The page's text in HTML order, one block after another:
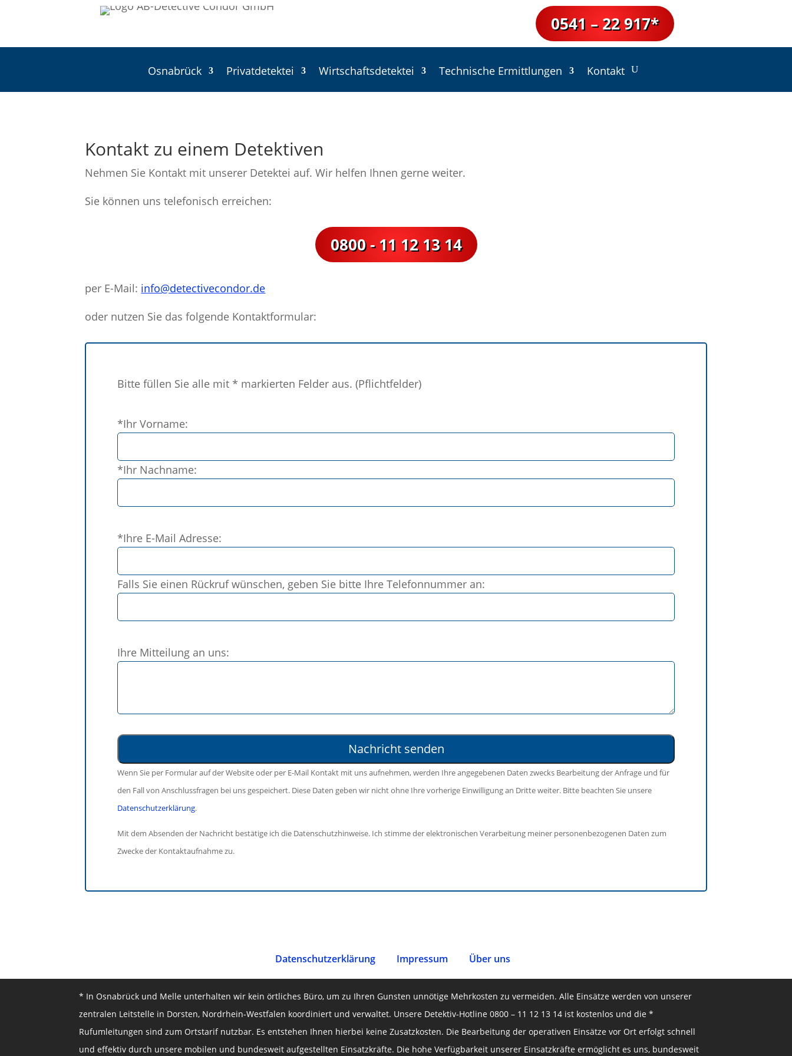
0541 – 22 917*
Osnabrück Privatdetektei Wirtschaftsdetektei Technische Ermittlungen Kontakt
Kontakt zu einem Detektiven
Nehmen Sie Kontakt mit unserer Detektei auf. Wir helfen Ihnen gerne weiter.
Sie können uns telefonisch erreichen:
0800 - 11 12 13 14
per E-Mail: info@detectivecondor.de
oder nutzen Sie das folgende Kontaktformular:
Bitte füllen Sie alle mit * markierten Felder aus. (Pflichtfelder)
lasse
Feld
leer.
*Ihr Vorname:
*Ihr Nachname:
lasse
Feld
leer.
*Ihre E-Mail Adresse:
Falls Sie einen Rückruf wünschen, geben Sie bitte Ihre Telefonnummer an:
lasse
leer.
Ihre Mitteilung an uns:
Wenn Sie per Formular auf der Website oder per E-Mail Kontakt mit uns aufnehmen, werden Ihre angegebenen Daten zwecks Bearbeitung der Anfrage und für
den Fall von Anschlussfragen bei uns gespeichert. Diese Daten geben wir nicht ohne Ihre vorherige Einwilligung an Dritte weiter. Bitte beachten Sie unsere
Datenschutzerklärung.
Mit dem Absenden der Nachricht bestätige ich die Datenschutzhinweise. Ich stimme der elektronischen Verarbeitung meiner personenbezogenen Daten zum
Zwecke der Kontaktaufnahme zu.
Datenschutz­erklärung Impressum Über uns
* In Osnabrück und Melle unterhalten wir kein örtliches Büro, um zu Ihren Gunsten unnötige Mehrkosten zu vermeiden. Alle Einsätze werden von unserer
zentralen Leitstelle in Dorsten, Nordrhein-Westfalen koordiniert und verwaltet. Unsere Detektiv-Hotline 0800 – 11 12 13 14 ist kostenlos und die *
Rufumleitungen sind zum Ortstarif nutzbar. Es entstehen Ihnen hierbei keine Zusatzkosten. Die Bearbeitung der operativen Einsätze vor Ort erfolgt schnell
und effektiv durch unsere mobilen und bundesweit aufgestellten Einsatzkräfte. Die hohe Verfügbarkeit unserer Einsatzkräfte ermöglicht es uns, bundesweit